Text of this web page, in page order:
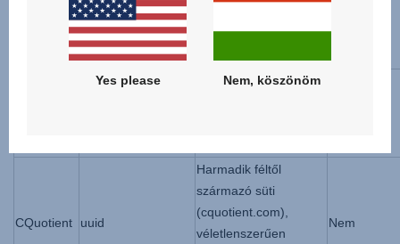
CQuotient cqcid
titkosított azonosítót
Saját süti; ismert,
CQuotient uuid
Harmadik féltől
származó süti
(cquotient.com),
véletlenszerűen
Nem
Yes please Nem, köszönöm